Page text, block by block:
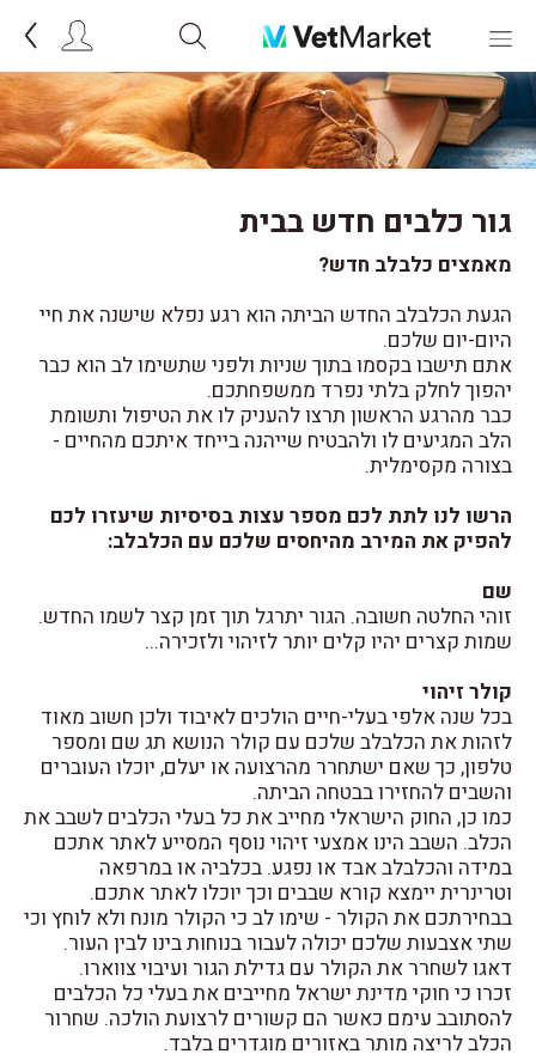
גור כלבים חדש בבית
מאמצים כלבלב חדש?
הגעת הכלבלב החדש הביתה הוא רגע נפלא שישנה את חיי
היום-יום שלכם.
אתם תישבו בקסמו בתוך שניות ולפני שתשימו לב הוא כבר
יהפוך לחלק בלתי נפרד ממשפחתכם.
כבר מהרגע הראשון תרצו להעניק לו את הטיפול ותשומת
הלב המגיעים לו ולהבטיח שייהנה בייחד איתכם מהחיים -
בצורה מקסימלית.
הרשו לנו לתת לכם מספר עצות בסיסיות שיעזרו לכם
להפיק את המירב מהיחסים שלכם עם הכלבלב:
שם
זוהי החלטה חשובה. הגור יתרגל תוך זמן קצר לשמו החדש.
שמות קצרים יהיו קלים יותר לזיהוי ולזכירה...
קולר זיהוי
בכל שנה אלפי בעלי-חיים הולכים לאיבוד ולכן חשוב מאוד
לזהות את הכלבלב שלכם עם קולר הנושא תג שם ומספר
טלפון, כך שאם ישתחרר מהרצועה או יעלם, יוכלו העוברים
והשבים להחזירו בבטחה הביתה.
כמו כן, החוק הישראלי מחייב את כל בעלי הכלבים לשבב את
הכלב. השבב הינו אמצעי זיהוי נוסף המסייע לאתר אתכם
במידה והכלבלב אבד או נפגע. בכלביה או במרפאה
וטרינרית יימצא קורא שבבים וכך יוכלו לאתר אתכם.
בבחירתכם את הקולר - שימו לב כי הקולר מונח ולא לוחץ וכי
שתי אצבעות שלכם יכולה לעבור בנוחות בינו לבין העור.
דאגו לשחרר את הקולר עם גדילת הגור ועיבוי צווארו.
זכרו כי חוקי מדינת ישראל מחייבים את בעלי כל הכלבים
להסתובב עימם כאשר הם קשורים לרצועת הולכה. שחרור
הכלב לריצה מותר באזורים מוגדרים בלבד.